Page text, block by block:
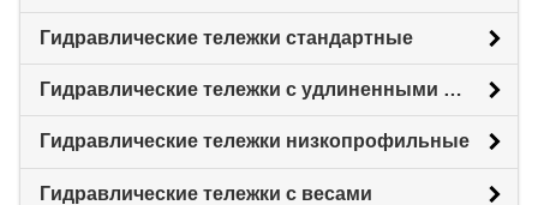
Гидравлические тележки стандартные
Гидравлические тележки с удлиненными вилами
Гидравлические тележки низкопрофильные
Гидравлические тележки с весами